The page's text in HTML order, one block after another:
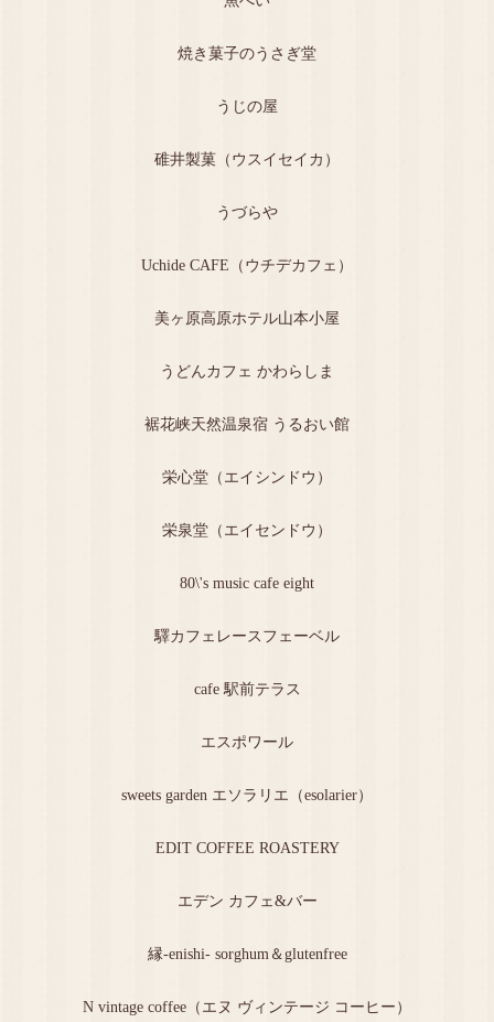
焼き菓子のうさぎ堂
うじの屋
碓井製菓（ウスイセイカ）
うづらや
Uchide CAFE（ウチデカフェ）
美ヶ原高原ホテル山本小屋
うどんカフェ かわらしま
裾花峡天然温泉宿 うるおい館
栄心堂（エイシンドウ）
栄泉堂（エイセンドウ）
80\'s music cafe eight
驛カフェレースフェーベル
cafe 駅前テラス
エスポワール
sweets garden エソラリエ（esolarier）
EDIT COFFEE ROASTERY
エデン カフェ&バー
縁-enishi- sorghum＆glutenfree
N vintage coffee（エヌ ヴィンテージ コーヒー）